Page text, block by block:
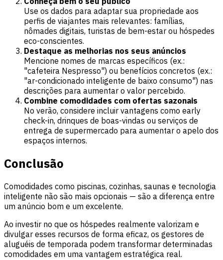
Use os dados para adaptar sua propriedade aos
perfis de viajantes mais relevantes: famílias,
nômades digitais, turistas de bem-estar ou hóspedes
eco-conscientes.
Destaque as melhorias nos seus anúncios
Mencione nomes de marcas específicos (ex.:
"cafeteira Nespresso") ou benefícios concretos (ex.:
"ar-condicionado inteligente de baixo consumo") nas
descrições para aumentar o valor percebido.
Combine comodidades com ofertas sazonais
No verão, considere incluir vantagens como early
check-in, drinques de boas-vindas ou serviços de
entrega de supermercado para aumentar o apelo dos
espaços internos.
Conclusão
Comodidades como piscinas, cozinhas, saunas e tecnologia
inteligente não são mais opcionais — são a diferença entre
um anúncio bom e um excelente.
Ao investir no que os hóspedes realmente valorizam e
divulgar esses recursos de forma eficaz, os gestores de
aluguéis de temporada podem transformar determinadas
comodidades em uma vantagem estratégica real.